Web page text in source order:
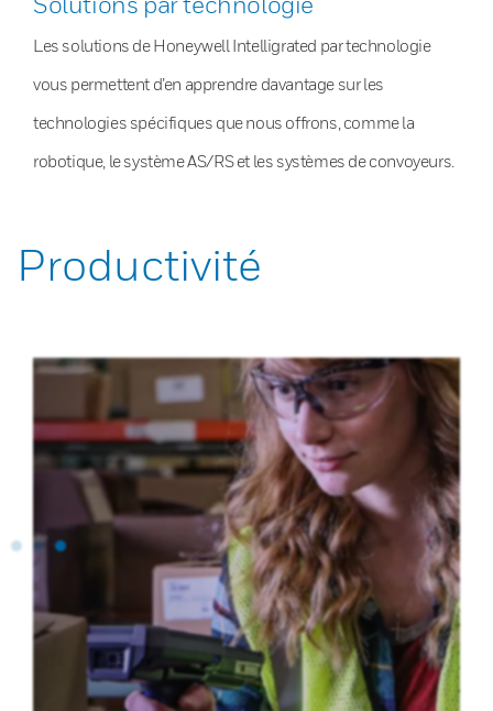
Les solutions de Honeywell Intelligrated par technologie
vous permettent d’en apprendre davantage sur les
technologies spécifiques que nous offrons, comme la
robotique, le système AS/RS et les systèmes de convoyeurs.
Productivité